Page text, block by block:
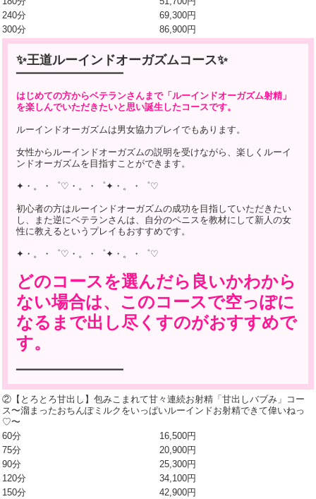
240分
69,300円
300分
86,900円
✨王道ルーインドオーガズムコース✨
━━━━━━━━━━━━━━━━━━━
はじめての方からベテランさんまで「ルーインドオーガズム射精」
を楽しんでいただきたいと思い誕生したコースです。
ルーインドオーガズムは男女協力プレイでもあります。
女性からルーインドオーガズムの説明を受けながら、楽しくルーイ
ンドオーガズムを目指すことができます。
✦・。・゜♡・。・゜✦・。・゜♡
初心者の方はルーインドオーガズムの成功を目指していただきたい
し、また逆にベテランさんは、自分のペニスを教材にして新人の女
性に教えるというプレイもおすすめです。
✦・。・゜♡・。・゜✦・。・゜♡
どのコースを選んだら良いかわから
ない場合は、このコースで空っぽに
なるまで出し尽くすのがおすすめで
す。
━━━━━━━━━━━━━━━━━━━
②【とろとろ甘出し】包みこまれて甘々連続お射精「甘出しバブみ」コー
ス〜溜まったおちんぽミルクをいっぱいルーインドお射精できて偉いねっ
♡〜
60分
16,500円
75分
20,900円
90分
25,300円
120分
34,100円
150分
42,900円